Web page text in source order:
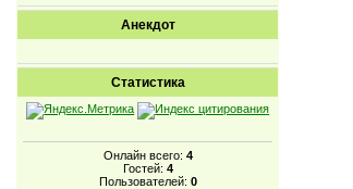
Анекдот
Статистика
Онлайн всего: 4
Гостей: 4
Пользователей: 0